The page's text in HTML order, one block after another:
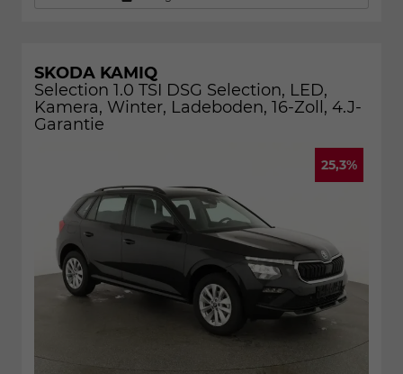
SKODA KAMIQ
Selection 1.0 TSI DSG Selection, LED,
Kamera, Winter, Ladeboden, 16-Zoll, 4.J-
Garantie
25,3%